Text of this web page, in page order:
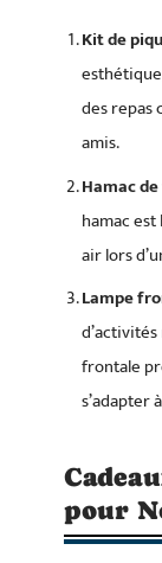
Kit de
des repas
amis.
Hamac
hamac
air lors
Lampe
frontale
s’adapter
pour